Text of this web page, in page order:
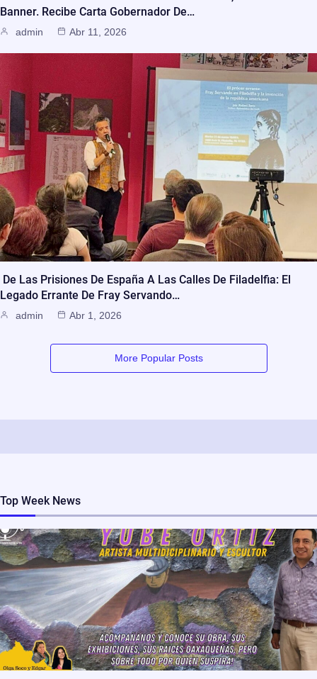
Banner. Recibe Carta Gobernador De…
admin Abr 11, 2026
De Las Prisiones De España A Las Calles De Filadelfia: El
Legado Errante De Fray Servando…
admin Abr 1, 2026
More Popular Posts
Top Week News